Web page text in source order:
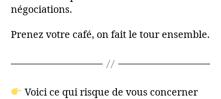
négociations.
Prenez votre café, on fait le tour ensemble.
Voici ce qui risque de vous concerner